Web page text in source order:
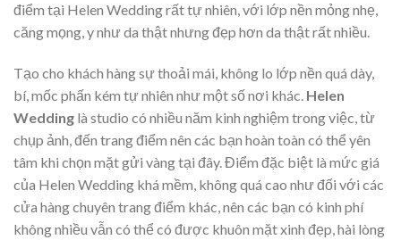
điểm tại Helen Wedding rất tự nhiên, với lớp nền mỏng nhẹ,
căng mọng, y như da thật nhưng đẹp hơn da thật rất nhiều.
Tạo cho khách hàng sự thoải mái, không lo lớp nền quá dày,
bí, mốc phấn kém tự nhiên như một số nơi khác. Helen
Wedding là studio có nhiều năm kinh nghiệm trong việc, từ
chụp ảnh, đến trang điểm nên các bạn hoàn toàn có thể yên
tâm khi chọn mặt gửi vàng tại đây. Điểm đặc biệt là mức giá
của Helen Wedding khá mềm, không quá cao như đối với các
cửa hàng chuyên trang điểm khác, nên các bạn có kinh phí
không nhiều vẫn có thể có được khuôn mặt xinh đẹp, hài lòng